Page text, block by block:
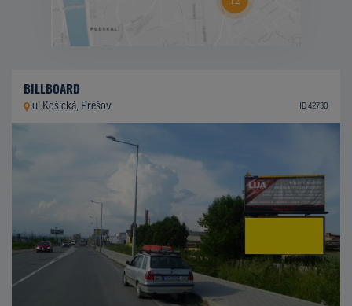
BILLBOARD
ul.Košická, Prešov ID 42730